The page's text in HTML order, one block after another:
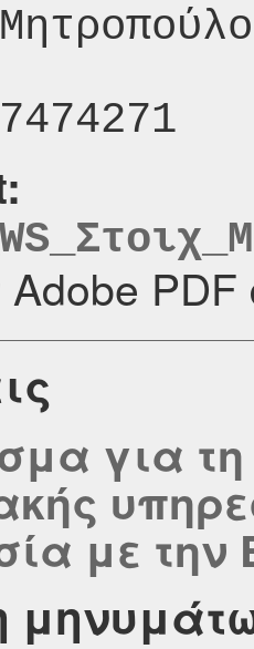
Adobe
για
με